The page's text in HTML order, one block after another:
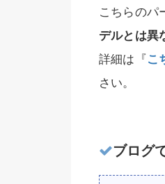
こちらのパ
デルとは異
詳細は『 こ
さい。
ブログ